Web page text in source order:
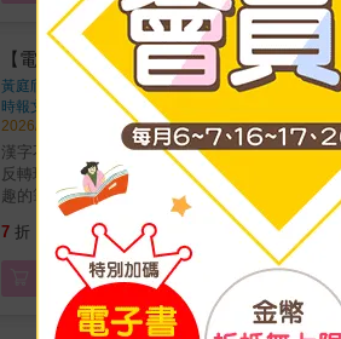
書，更是讓讀者拉近與漢字的距離並了解其中奧
【電子書】迷因漢字
黃庭頎、謝博霖著
時報文化
2026/05/19 出版
漢字不是倉頡造字的遺產，而是歷史演化的結
反轉現場」！每一個漢字的筆畫聲韻，都藏著
趣的筆法闡述漢字演化史的漢字普及書，從「
漢字如何在數千年的使用中不斷演化，而非一
起，逐步說明表意字、假借字、形聲字的形成原
混同、分化等現象背後的故事。作者結合教學
明，讓讀者理解「字為什麼會變成現在這個樣
書，更是讓讀者拉近與漢字的距離並了解其中奧
7 折 266 元
電子書